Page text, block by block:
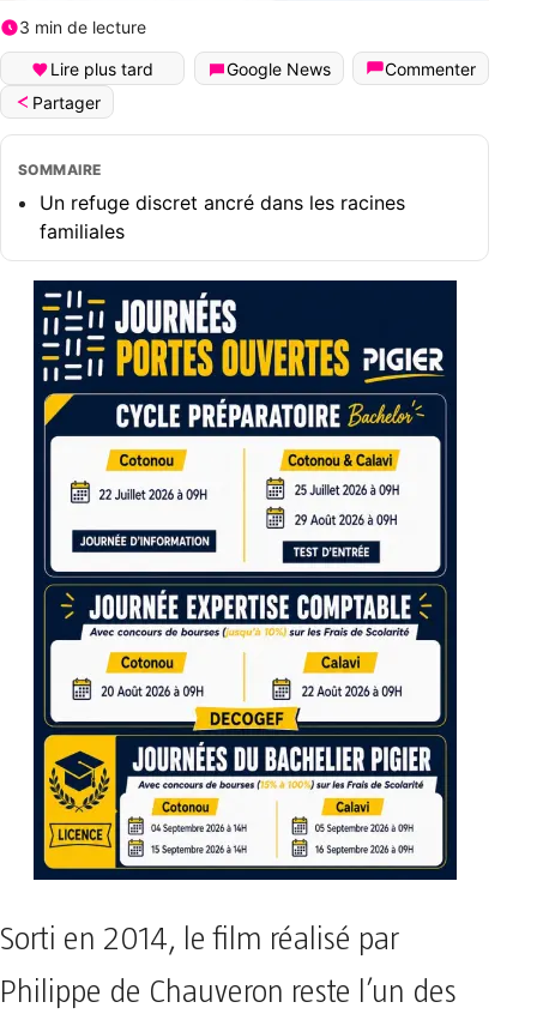
3 min de lecture
Lire plus tard Google News
Commenter
Partager
SOMMAIRE
Un refuge discret ancré dans les racines
familiales
Sorti en 2014, le film réalisé par
Philippe de Chauveron reste l’un des